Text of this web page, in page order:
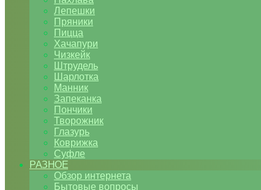
Лепешки
Пряники
Пицца
Хачапури
Чизкейк
Штрудель
Шарлотка
Манник
Запеканка
Пончики
Творожник
Глазурь
Коврижка
Суфле
РАЗНОЕ
Обзор интернета
Бытовые вопросы